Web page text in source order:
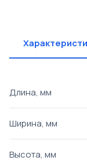
Длина, мм
Ширина, мм
Высота, мм